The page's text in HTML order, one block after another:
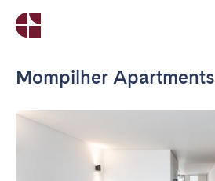
Mompilher Apartments